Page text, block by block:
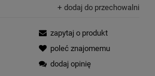
dodaj do przechowalni
zapytaj o produkt
poleć znajomemu
dodaj opinię